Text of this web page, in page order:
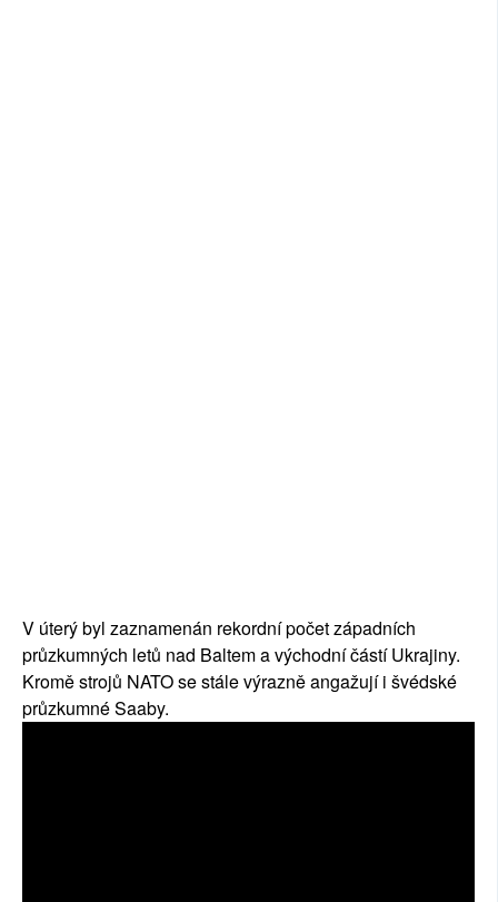
V úterý byl zaznamenán rekordní počet západních
průzkumných letů nad Baltem a východní částí Ukrajiny.
Kromě strojů NATO se stále výrazně angažují i švédské
průzkumné Saaby.